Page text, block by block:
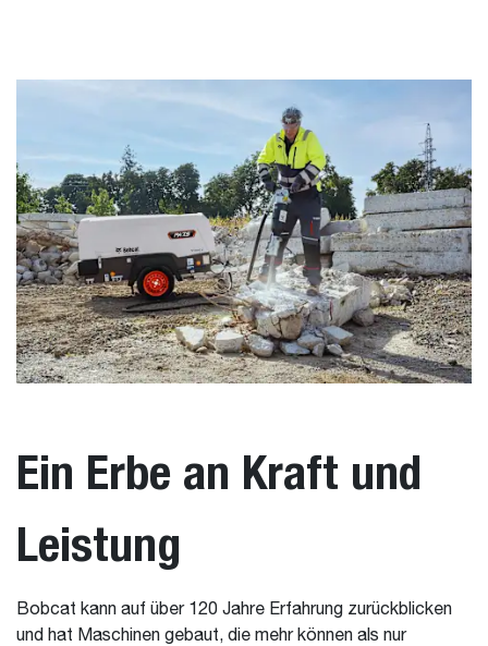
Ein Erbe an Kraft und
Leistung
Bobcat kann auf über 120 Jahre Erfahrung zurückblicken
und hat Maschinen gebaut, die mehr können als nur